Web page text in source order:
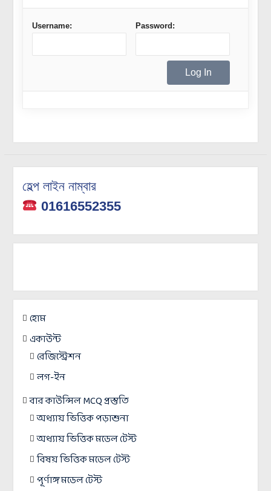
Username: Password:
হেল্প লাইন নাম্বার
01616552355
হোম
একাউন্ট
রেজিস্ট্রেশন
লগ-ইন
বার কাউন্সিল MCQ প্রস্তুতি
অধ্যায় ভিত্তিক পড়াশুনা
অধ্যায় ভিত্তিক মডেল টেস্ট
বিষয় ভিত্তিক মডেল টেস্ট
পূর্ণাঙ্গ মডেল টেস্ট